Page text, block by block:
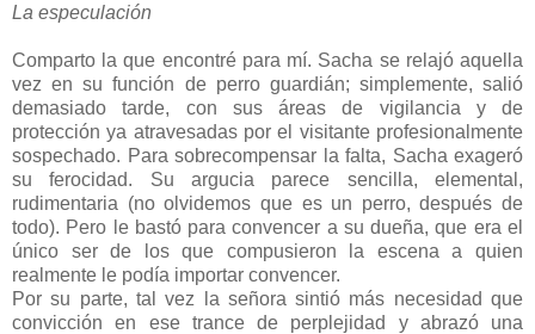
La especulación
Comparto la que encontré para mí. Sacha se relajó aquella
vez en su función de perro guardián; simplemente, salió
demasiado tarde, con sus áreas de vigilancia y de
protección ya atravesadas por el visitante profesionalmente
sospechado. Para sobrecompensar la falta, Sacha exageró
su ferocidad. Su argucia parece sencilla, elemental,
rudimentaria (no olvidemos que es un perro, después de
todo). Pero le bastó para convencer a su dueña, que era el
único ser de los que compusieron la escena a quien
realmente le podía importar convencer.
Por su parte, tal vez la señora sintió más necesidad que
convicción en ese trance de perplejidad y abrazó una